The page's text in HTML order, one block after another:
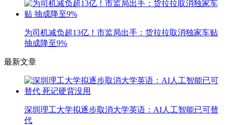
为司机减负超13亿！市监局出手：货拉拉取消独家车贴
抽成降至9%
最新文章
深圳理工大学拟逐步取消大学英语：AI人工智能已可替
代